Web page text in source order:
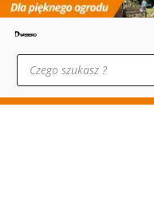
Wyszukiwarka
produktów